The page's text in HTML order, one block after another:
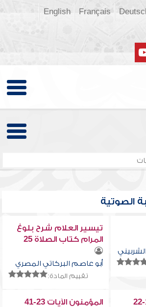
Français
English
الصوتية
تيسير العلام شرح بلوغ
المرام كتاب الصلاة 25
أبو عاصم البركاتي المصري
تقييم المادة:
المؤمنون الآيات 23-41